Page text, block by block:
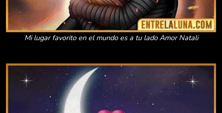
Mi lugar favorito en el mundo es a tu lado Amor Natali